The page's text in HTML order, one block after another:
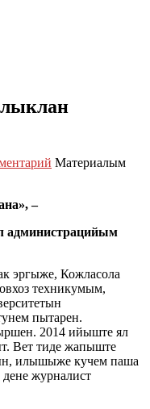
Материалым
–
администрацийым
эргыже, Кожласола
техникумым,
пытарен.
2014 ийыште ял
Вет тиде жапыште
илышыже кучем паша
журналист